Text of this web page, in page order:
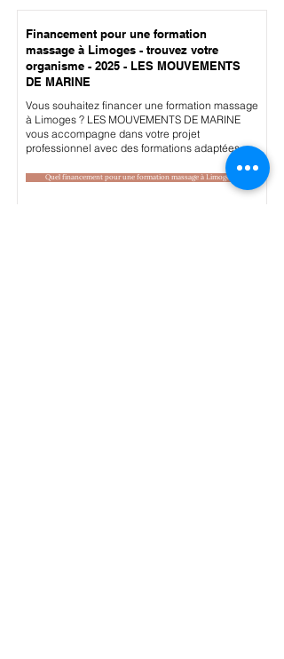
Financement pour une formation
massage à Limoges - trouvez votre
organisme - 2025 - LES MOUVEMENTS
DE MARINE
Vous souhaitez financer une formation massage
à Limoges ? LES MOUVEMENTS DE MARINE
vous accompagne dans votre projet
professionnel avec des formations adaptées.
Quel financement pour une formation massage à Limoges ?